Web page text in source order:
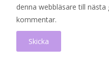
denna webbläsare till nästa
kommentar.